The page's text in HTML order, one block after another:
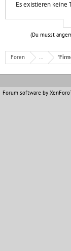
Es existieren keine
(Du musst
Foren ...
Forum software by